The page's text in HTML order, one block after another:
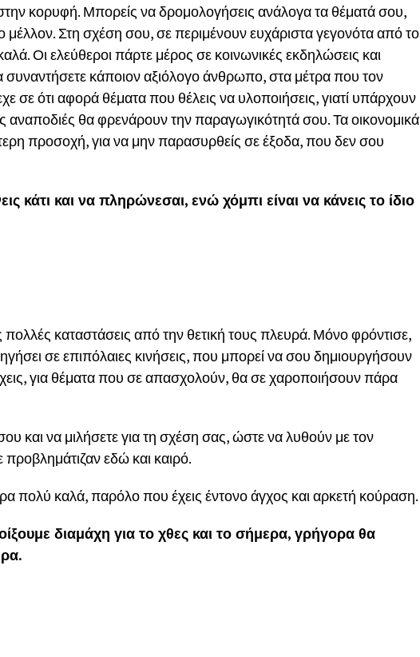
κορυφή. Μπορείς να δρομολογήσεις ανάλογα τα θέματά σου,
μέλλον. Στη σχέση σου, σε περιμένουν ευχάριστα γεγονότα από το
Οι ελεύθεροι πάρτε μέρος σε κοινωνικές εκδηλώσεις και
συναντήσετε κάποιον αξιόλογο άνθρωπο, στα μέτρα που τον
σε ότι αφορά θέματα που θέλεις να υλοποιήσεις, γιατί υπάρχουν
αναποδιές θα φρενάρουν την παραγωγικότητά σου. Τα οικονομικά
προσοχή, για να μην παρασυρθείς σε έξοδα, που δεν σου
κάτι και να πληρώνεσαι, ενώ χόμπι είναι να κάνεις το ίδιο
πολλές καταστάσεις από την θετική τους πλευρά. Μόνο φρόντισε,
σε επιπόλαιες κινήσεις, που μπορεί να σου δημιουργήσουν
για θέματα που σε απασχολούν, θα σε χαροποιήσουν πάρα
και να μιλήσετε για τη σχέση σας, ώστε να λυθούν με τον
εδώ και καιρό.
πολύ καλά, παρόλο που έχεις έντονο άγχος και αρκετή κούραση.
διαμάχη για το χθες και το σήμερα, γρήγορα θα